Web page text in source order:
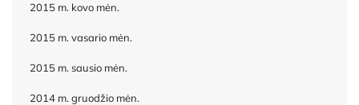
2015 m. kovo mėn.
2015 m. vasario mėn.
2015 m. sausio mėn.
2014 m. gruodžio mėn.